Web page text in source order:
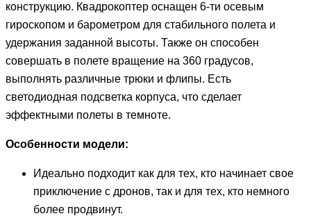
конструкцию. Квадрокоптер оснащен 6-ти осевым
гироскопом и барометром для стабильного полета и
удержания заданной высоты. Также он способен
совершать в полете вращение на 360 градусов,
выполнять различные трюки и флипы. Есть
светодиодная подсветка корпуса, что сделает
эффектными полеты в темноте.
Особенности модели:
Идеально подходит как для тех, кто начинает свое
приключение с дронов, так и для тех, кто немного
более продвинут.